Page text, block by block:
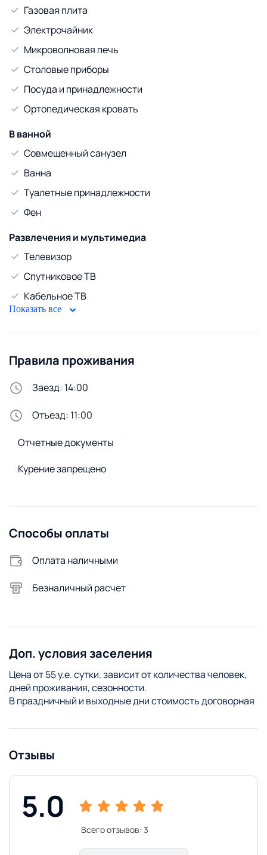
Газовая плита
Электрочайник
Микроволновая печь
Столовые приборы
Посуда и принадлежности
Ортопедическая кровать
В ванной
Совмещенный санузел
Ванна
Туалетные принадлежности
Фен
Развлечения и мультимедиа
Телевизор
Спутниковое ТВ
Кабельное ТВ
WiFi
Бойлер
Безопасность
Утюг
Стиральная машина
Показать все
Правила проживания
Заезд: 14:00
Отъезд: 11:00
Отчетные документы
Курение запрещено
Способы оплаты
Оплата наличными
Безналичный расчет
Доп. условия заселения
Цена от 55 у.е. сутки. зависит от количества человек,
дней проживания, сезонности.
В праздничный и выходные дни стоимость договорная
Отзывы
5.0
Всего отзывов: 3